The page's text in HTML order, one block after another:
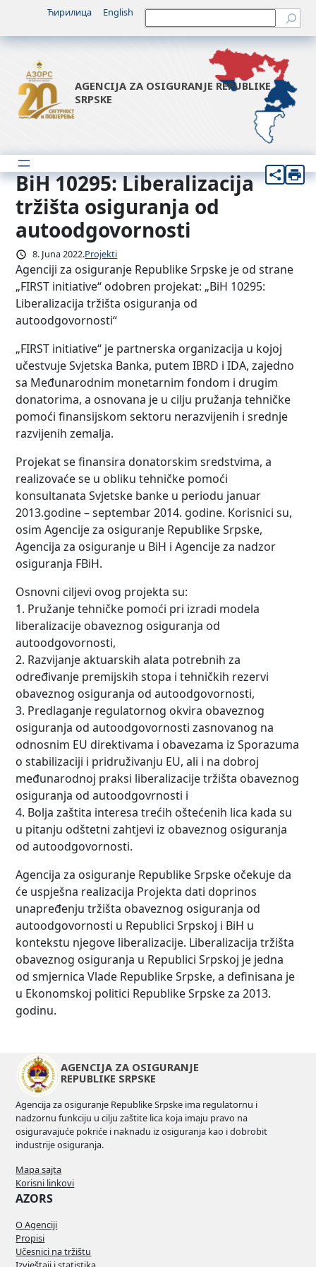
sadržaj
Ћирилица English Претрага
AGENCIJA ZA OSIGURANJE REPUBLIKE
SRPSKE
BiH 10295: Liberalizacija
tržišta osiguranja od
autoodgovornosti
8. Juna 2022.Projekti
Agenciji za osiguranje Republike Srpske je od strane
„FIRST initiative“ odobren projekat: „BiH 10295:
Liberalizacija tržišta osiguranja od
autoodgovornosti“
„FIRST initiative“ je partnerska organizacija u kojoj
učestvuje Svjetska Banka, putem IBRD i IDA, zajedno
sa Međunarodnim monetarnim fondom i drugim
donatorima, a osnovana je u cilju pružanja tehničke
pomoći finansijskom sektoru nerazvijenih i srednje
razvijenih zemalja.
Projekat se finansira donatorskim sredstvima, a
realizovaće se u obliku tehničke pomoći
konsultanata Svjetske banke u periodu januar
2013.godine – septembar 2014. godine. Korisnici su,
osim Agencije za osiguranje Republike Srpske,
Agencija za osiguranje u BiH i Agencije za nadzor
osiguranja FBiH.
Osnovni ciljevi ovog projekta su:
1. Pružanje tehničke pomoći pri izradi modela
liberalizacije obaveznog osiguranja od
autoodgovornosti,
2. Razvijanje aktuarskih alata potrebnih za
određivanje premijskih stopa i tehničkih rezervi
obaveznog osiguranja od autoodgovornosti,
3. Predlaganje regulatornog okvira obaveznog
osiguranja od autoodgovornosti zasnovanog na
odnosnim EU direktivama i obavezama iz Sporazuma
o stabilizaciji i pridruživanju EU, ali i na dobroj
međunarodnoj praksi liberalizacije tržišta obaveznog
osiguranja od autoodgovrnosti i
4. Bolja zaštita interesa trećih oštećenih lica kada su
u pitanju odštetni zahtjevi iz obaveznog osiguranja
od autoodgovornosti.
Agencija za osiguranje Republike Srpske očekuje da
će uspješna realizacija Projekta dati doprinos
unapređenju tržišta obaveznog osiguranja od
autoodgovornosti u Republici Srpskoj i BiH u
kontekstu njegove liberalizacije. Liberalizacija tržišta
obaveznog osiguranja u Republici Srpskoj je jedna
od smjernica Vlade Republike Srpske, a definisana je
u Ekonomskoj politici Republike Srpske za 2013.
godinu.
AGENCIJA ZA OSIGURANJE
REPUBLIKE SRPSKE
Agencija za osiguranje Republike Srpske ima regulatornu i
nadzornu funkciju u cilju zaštite lica koja imaju pravo na
osiguravajuće pokriće i naknadu iz osiguranja kao i dobrobit
industrije osiguranja.
Mapa sajta
Korisni linkovi
AZORS
O Agenciji
Propisi
Učesnici na tržištu